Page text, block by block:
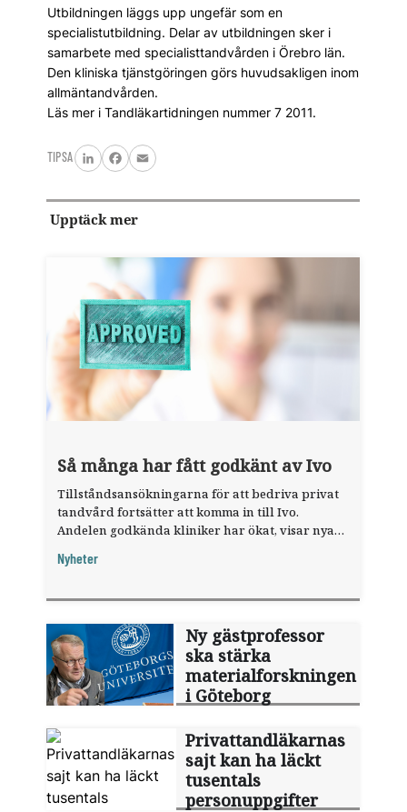
Utbildningen läggs upp ungefär som en
specialistutbildning. Delar av utbildningen sker i
samarbete med specialisttandvården i Örebro län.
Den kliniska tjänstgöringen görs huvudsakligen inom
allmäntandvården.
Läs mer i Tandläkartidningen nummer 7 2011.
TIPSA
LinkedInFacebook
Email
Upptäck mer
Så många har fått godkänt av Ivo
Tillståndsansökningarna för att bedriva privat
tandvård fortsätter att komma in till Ivo.
Andelen godkända kliniker har ökat, visar nya
Nyheter
Ny gästprofessor
ska stärka
materialforskningen
i Göteborg
Privattandläkarnas
sajt kan ha läckt
tusentals
personuppgifter